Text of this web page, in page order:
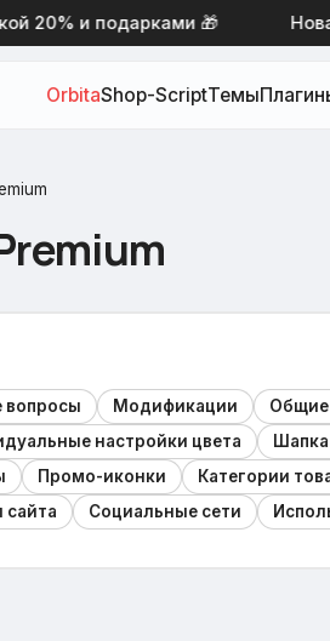
и подарками 🎁 Новая
OrbitaShop-ScriptТемы
вопросы Модификации Общие
настройки цвета
Шапка
Промо-иконки Категории
сайта
Социальные сети